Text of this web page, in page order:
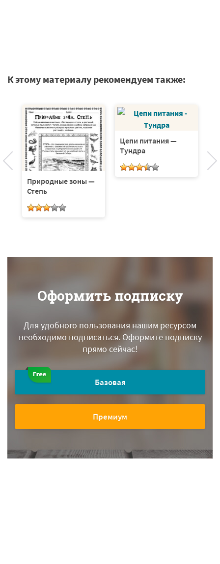
К этому материалу рекомендуем также:
Природные зоны —
Степь
Цепи питания —
Тундра
Оформить подписку
Для удобного пользования нашим ресурсом
необходимо подписаться.Оформите подписку
прямо сейчас!
Базовая
Премиум